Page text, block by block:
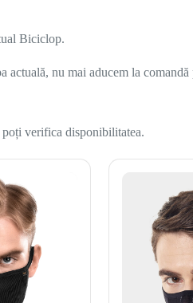
Biciclop.
nu mai aducem la
poți verifica disponibilitatea.